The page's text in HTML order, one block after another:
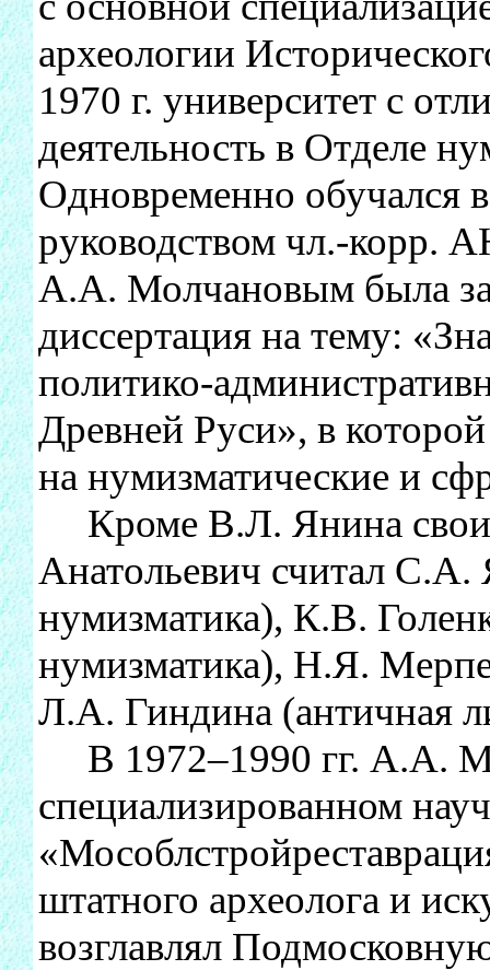
археологии
1970 г. университет с
деятельность в Отделе
Одновременно обучался
руководством чл.-корр.
А.А. Молчановым была
диссертация на тему:
политико-
Древней Руси», в
на нумизматические и
Кроме В.Л. Янина
Анатольевич считал С.А.
нумизматика), К.В.
нумизматика), Н.Я.
Л.А. Гиндина (античная
В 1972–1990 гг. А.А.
специализированном
штатного археолога и
возглавлял